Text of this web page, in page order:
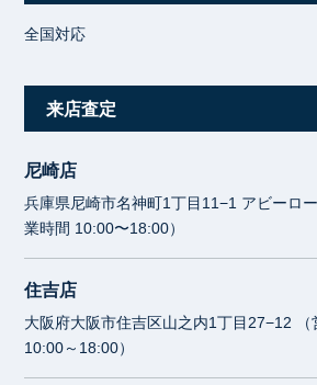
全国対応
来店査定
尼崎店
兵庫県尼崎市名神町1丁目11−1 アビーロ
業時間 10:00〜18:00）
住吉店
大阪府大阪市住吉区山之内1丁目27−12 （
10:00～18:00）